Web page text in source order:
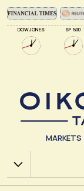
DOW JONES SP 500
MARKETS
Χ.Α.